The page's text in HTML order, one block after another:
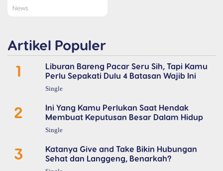
News
Artikel Populer
1
Liburan Bareng Pacar Seru Sih, Tapi Kamu
Perlu Sepakati Dulu 4 Batasan Wajib Ini
Single
2
Ini Yang Kamu Perlukan Saat Hendak
Membuat Keputusan Besar Dalam Hidup
Single
3
Katanya Give and Take Bikin Hubungan
Sehat dan Langgeng, Benarkah?